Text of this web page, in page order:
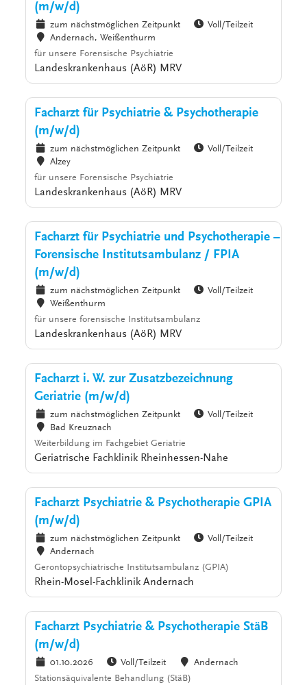
(m/w/d)
zum nächstmöglichen Zeitpunkt
Voll/Teilzeit
Andernach, Weißenthurm
für unsere Forensische Psychiatrie
Landeskrankenhaus (AöR) MRV
Facharzt für Psychiatrie & Psychotherapie
(m/w/d)
zum nächstmöglichen Zeitpunkt
Voll/Teilzeit
Alzey
für unsere Forensische Psychiatrie
Landeskrankenhaus (AöR) MRV
Facharzt für Psychiatrie und Psychotherapie –
Forensische Institutsambulanz / FPIA
(m/w/d)
zum nächstmöglichen Zeitpunkt
Voll/Teilzeit
Weißenthurm
für unsere forensische Institutsambulanz
Landeskrankenhaus (AöR) MRV
Facharzt i. W. zur Zusatzbezeichnung
Geriatrie (m/w/d)
zum nächstmöglichen Zeitpunkt
Voll/Teilzeit
Bad Kreuznach
Weiterbildung im Fachgebiet Geriatrie
Geriatrische Fachklinik Rheinhessen-Nahe
Facharzt Psychiatrie & Psychotherapie GPIA
(m/w/d)
zum nächstmöglichen Zeitpunkt
Voll/Teilzeit
Andernach
Gerontopsychiatrische Institutsambulanz (GPIA)
Rhein-Mosel-Fachklinik Andernach
Facharzt Psychiatrie & Psychotherapie StäB
(m/w/d)
01.10.2026 Voll/Teilzeit
Andernach
Stationsäquivalente Behandlung (StäB)